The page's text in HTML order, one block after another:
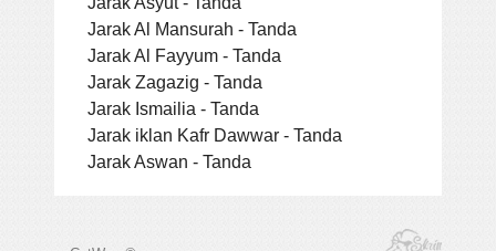
Jarak Al Mansurah - Tanda
Jarak Al Fayyum - Tanda
Jarak Zagazig - Tanda
Jarak Ismailia - Tanda
Jarak iklan Kafr Dawwar - Tanda
Jarak Aswan - Tanda